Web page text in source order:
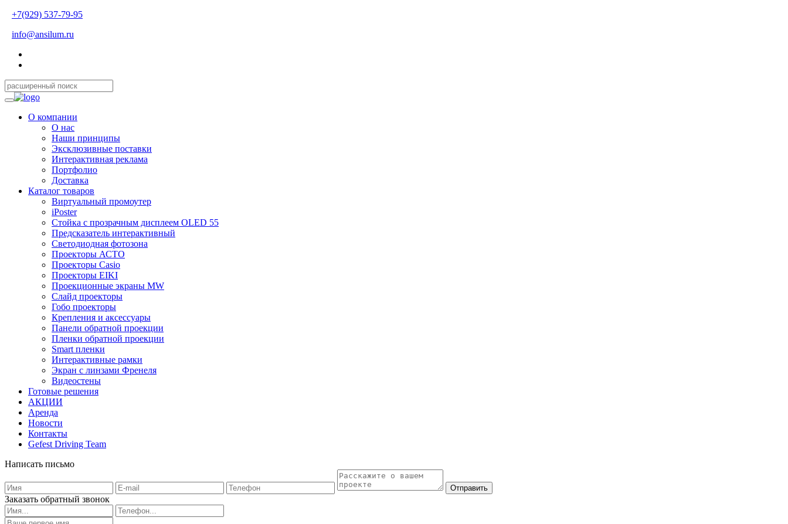
+7(929) 537-79-95
info@ansilum.ru
О компании
О нас
Наши принципы
Эксклюзивные поставки
Интерактивная реклама
Портфолио
Доставка
Каталог товаров
Виртуальный промоутер
iPoster
Стойка с прозрачным дисплеем OLED 55
Предсказатель интерактивный
Светодиодная фотозона
Проекторы АСТО
Проекторы Casio
Проекторы EIKI
Проекционные экраны MW
Слайд проекторы
Гобо проекторы
Крепления и аксессуары
Панели обратной проекции
Пленки обратной проекции
Smart пленки
Интерактивные рамки
Экран с линзами Френеля
Видеостены
Готовые решения
АКЦИИ
Аренда
Новости
Контакты
Gefest Driving Team
Написать письмо
Отправить
Заказать обратный звонок